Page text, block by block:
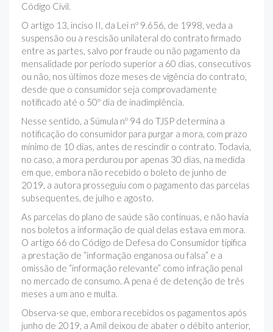
Código Civil.
O artigo 13, inciso II, da Lei nº 9.656, de 1998, veda a
suspensão ou a rescisão unilateral do contrato firmado
entre as partes, salvo por fraude ou não pagamento da
mensalidade por período superior a 60 dias, consecutivos
ou não, nos últimos doze meses de vigência do contrato,
desde que o consumidor seja comprovadamente
notificado até o 50º dia de inadimplência.
Nesse sentido, a Súmula nº 94 do TJSP determina a
notificação do consumidor para purgar a mora, com prazo
mínimo de 10 dias, antes de rescindir o contrato. Todavia,
no caso, a mora perdurou por apenas 30 dias, na medida
em que, embora não recebido o boleto de junho de
2019, a autora prosseguiu com o pagamento das parcelas
subsequentes, de julho e agosto.
As parcelas do plano de saúde são contínuas, e não havia
nos boletos a informação de qual delas estava em mora.
O artigo 66 do Código de Defesa do Consumidor tipifica
a prestação de “informação enganosa ou falsa” e a
omissão de “informação relevante” como infração penal
no mercado de consumo. A pena é de detenção de três
meses a um ano e multa.
Observa-se que, embora recebidos os pagamentos após
junho de 2019, a Amil deixou de abater o débito anterior,